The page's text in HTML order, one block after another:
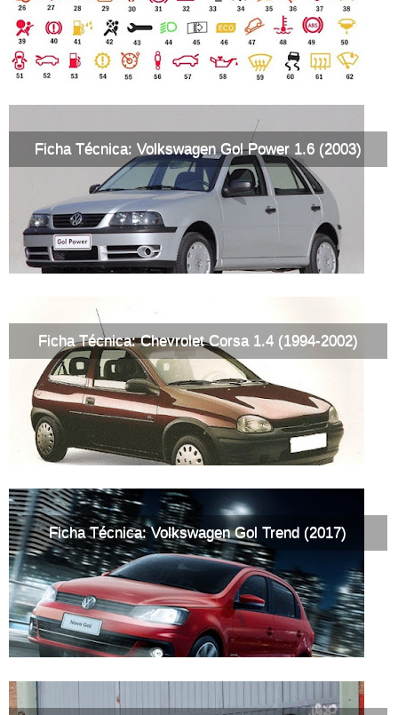
Ficha Técnica: Volkswagen Gol Power 1.6 (2003)
Ficha Técnica: Chevrolet Corsa 1.4 (1994-2002)
Ficha Técnica: Volkswagen Gol Trend (2017)